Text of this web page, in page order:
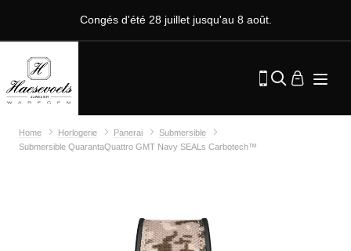
Congés d'été 28 juillet jusqu'au 8 août.
Home Horlogerie Panerai
Submersible
Submersible QuarantaQuattro GMT Navy SEALs Carbotech™